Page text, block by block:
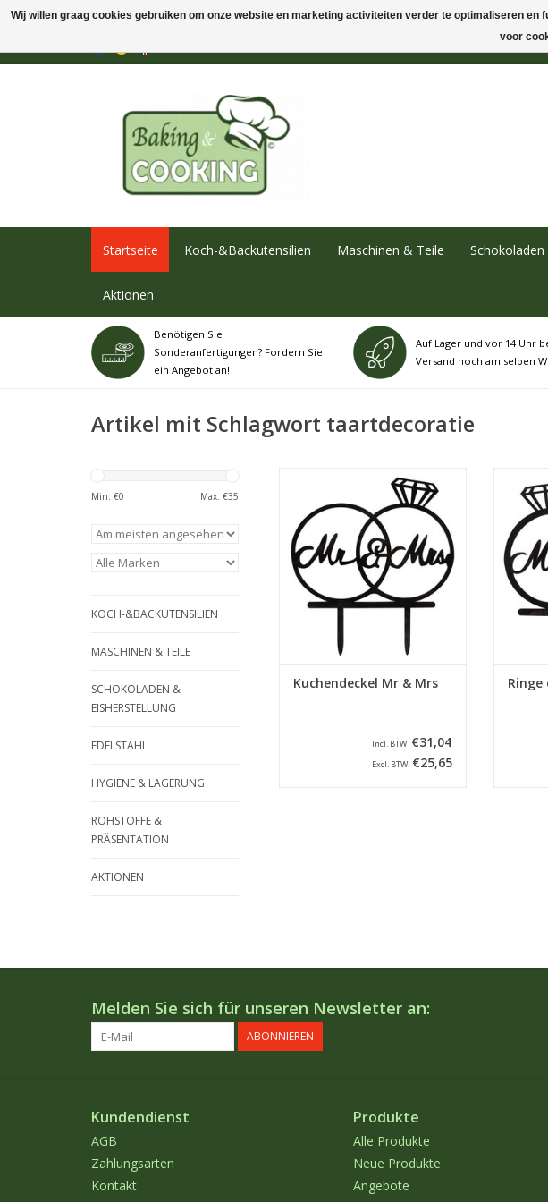
Startseite Koch-&Backutensilien Maschinen & Teile
Aktionen
Benötigen Sie
Sonderanfertigungen? Fordern Sie
ein Angebot an!
Auf Lager und vor 14 Uhr
Versand noch am selben
Artikel mit Schlagwort taartdecoratie
Min: €0 Max: €35
KOCH-&BACKUTENSILIEN
MASCHINEN & TEILE
SCHOKOLADEN &
EISHERSTELLUNG
EDELSTAHL
HYGIENE & LAGERUNG
ROHSTOFFE &
PRÄSENTATION
AKTIONEN
Schöne Dekoration für eine
Hochzeitstorte. Dieses Mr & Mrs
Kuchendeckel ist 11 cm vom
Tortenrand entfernt.
ZUM WARENKORB HINZUFÜGEN
Kuchendeckel Mr & Mrs
Incl. BTW €31,04
Excl. BTW €25,65
ZUM
Ringe
Melden Sie sich für unseren Newsletter an:
ABONNIEREN
Kundendienst
AGB
Zahlungsarten
Kontakt
Produkte
Alle Produkte
Neue Produkte
Angebote
Wij willen graag cookies gebruiken om onze website en marketing activiteiten verder te optimaliseren
voor